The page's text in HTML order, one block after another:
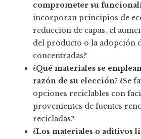
comprometer su
incorporan principios de
reducción de capas, el
del producto o la adopción
concentradas?
¿Qué materiales se
razón de su elección? ¿Se
opciones reciclables con
provenientes de fuentes
recicladas?
¿Los materiales o aditivos